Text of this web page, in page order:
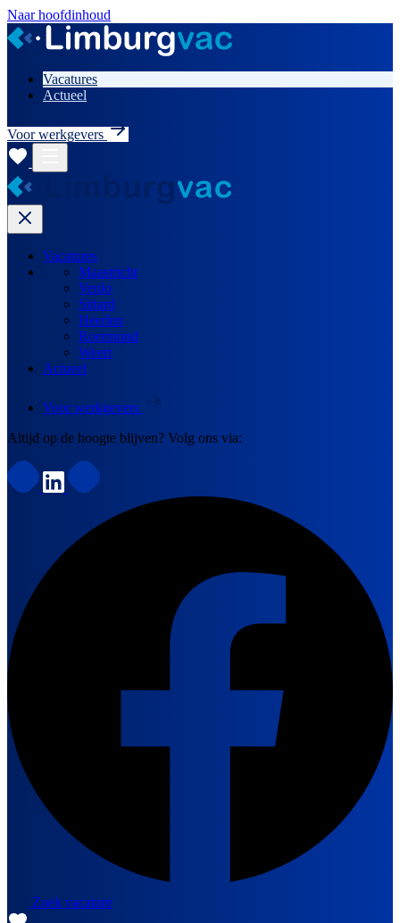
Naar hoofdinhoud
Vacatures
Actueel
Voor werkgevers
Vacatures
Maastricht
Venlo
Sittard
Heerlen
Roermond
Weert
Actueel
Voor werkgevers
Altijd op de hoogte blijven? Volg ons via:
Zoek vacature